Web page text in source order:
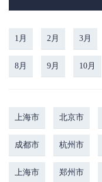
1月 2月 3月
8月 9月 10月
上海市 北京市
成都市 杭州市
上海市 郑州市